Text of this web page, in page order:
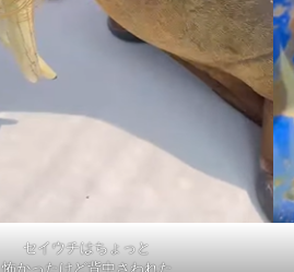
セイウチはちょっと
怖かったけど背中さわれた